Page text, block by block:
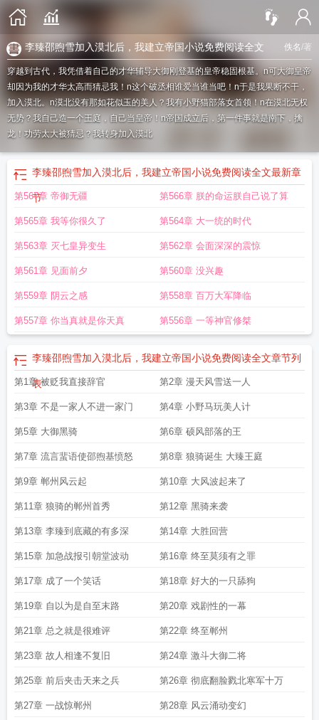
佚名/著
李臻邵煦雪加入漠北后，我建立帝国小说免费阅读全文
穿越到古代，我凭借着自己的才华辅导大御刚登基的皇帝稳固根基。n可大御皇帝
却因为我的才华太高而猜忌我！n这个破丞相谁爱当谁当吧！n于是我果断不干，
加入漠北。n漠北没有那如花似玉的美人？我有小野猫部落女首领！n在漠北无权
无势？我自己造一个王庭，自己当皇帝！n帝国成立后，第一件事就是南下，擒
龙！功劳太大被猜忌？我转身加入漠北
李臻邵煦雪加入漠北后，我建立帝国小说免费阅读全文最新章
节
第567章 帝御无疆 第566章 朕的命运朕自己说了算
第565章 我等你很久了 第564章 大一统的时代
第563章 灭七皇异变生 第562章 会面深深的震惊
第561章 见面前夕 第560章 没兴趣
第559章 阴云之感 第558章 百万大军降临
第557章 你当真就是你天真 第556章 一等神官修桀
李臻邵煦雪加入漠北后，我建立帝国小说免费阅读全文章节列
表
第1章 被贬我直接辞官 第2章 漫天风雪送一人
第3章 不是一家人不进一家门 第4章 小野马玩美人计
第5章 大御黑骑 第6章 硕风部落的王
第7章 流言蜚语使邵煦基愤怒 第8章 狼骑诞生 大臻王庭
第9章 郸州风云起 第10章 大风波起来了
第11章 狼骑的郸州首秀 第12章 黑骑来袭
第13章 李臻到底藏的有多深 第14章 大胜回营
第15章 加急战报引朝堂波动 第16章 终至莫须有之罪
第17章 成了一个笑话 第18章 好大的一只舔狗
第19章 自以为是自至末路 第20章 戏剧性的一幕
第21章 总之就是很难评 第22章 终至郸州
第23章 故人相逢不复旧 第24章 激斗大御二将
第25章 前后夹击天来之兵 第26章 彻底翻脸戮北寒军十万
第27章 一战惊郸州 第28章 风云涌动变幻